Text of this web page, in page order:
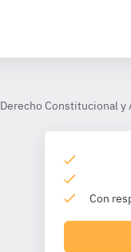
Derecho Constitucional
Con